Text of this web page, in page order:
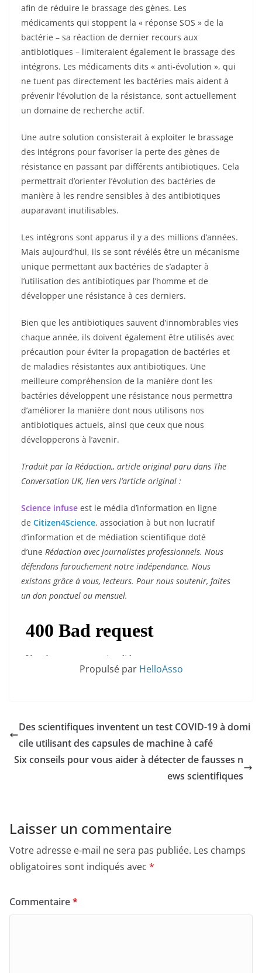
afin de réduire le brassage des gènes. Les
médicaments qui stoppent la « réponse SOS » de la
bactérie – sa réaction de dernier recours aux
antibiotiques – limiteraient également le brassage des
intégrons. Les médicaments dits « anti-évolution », qui
ne tuent pas directement les bactéries mais aident à
prévenir l’évolution de la résistance, sont actuellement
un domaine de recherche actif.
Une autre solution consisterait à exploiter le brassage
des intégrons pour favoriser la perte des gènes de
résistance en passant par différents antibiotiques. Cela
permettrait d’orienter l’évolution des bactéries de
manière à les rendre sensibles à des antibiotiques
auparavant inutilisables.
Les intégrons sont apparus il y a des millions d’années.
Mais aujourd’hui, ils se sont révélés être un mécanisme
unique permettant aux bactéries de s’adapter à
l’utilisation des antibiotiques par l’homme et de
développer une résistance à ces derniers.
Bien que les antibiotiques sauvent d’innombrables vies
chaque année, ils doivent également être utilisés avec
précaution pour éviter la propagation de bactéries et
de maladies résistantes aux antibiotiques. Une
meilleure compréhension de la manière dont les
bactéries développent une résistance nous permettra
d’améliorer la manière dont nous utilisons nos
antibiotiques actuels, ainsi que ceux que nous
développerons à l’avenir.
Traduit par la Rédaction,, article original paru dans The
Conversation UK, lien vers l’article original :
Science infuse est le média d’information en ligne
de Citizen4Science, association à but non lucratif
d’information et de médiation scientifique doté
d’une Rédaction avec journalistes professionnels. Nous
défendons farouchement notre indépendance. Nous
existons grâce à vous, lecteurs. Pour nous soutenir, faites
un don ponctuel ou mensuel.
Propulsé par HelloAsso
Des scientifiques inventent un test COVID-19 à domi
cile utilisant des capsules de machine à café
Six conseils pour vous aider à détecter de fausses n
ews scientifiques
Laisser un commentaire
Votre adresse e-mail ne sera pas publiée. Les champs
obligatoires sont indiqués avec *
Commentaire*